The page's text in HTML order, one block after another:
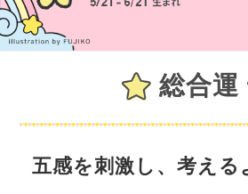
総合運
五感を刺激し、考える